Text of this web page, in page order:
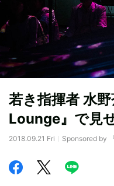
若き指揮者 水
Lounge』で見
2018.09.21 Fri Sponsored by